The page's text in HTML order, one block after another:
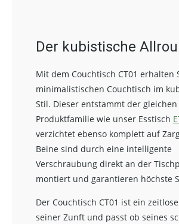
Der kubistische
Mit dem Couchtisch CT01 erhalten
minimalistischen Couchtisch im
Stil. Dieser entstammt der gleichen
Produktfamilie wie unser Esstisch
verzichtet ebenso komplett auf
Beine sind durch eine intelligente
Verschraubung direkt an der
montiert und garantieren höchste
Der Couchtisch CT01 ist ein
seiner Zunft und passt ob seines